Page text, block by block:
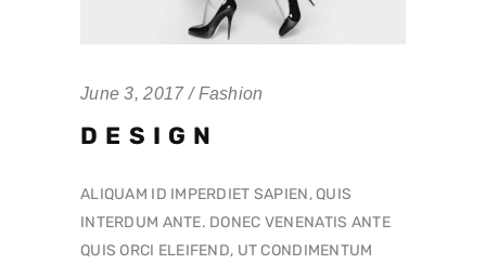
June 3, 2017 Fashion
DESIGN
ALIQUAM ID IMPERDIET SAPIEN, QUIS
INTERDUM ANTE. DONEC VENENATIS ANTE
QUIS ORCI ELEIFEND, UT CONDIMENTUM